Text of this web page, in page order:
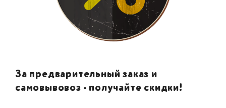
За предварительный заказ и
самовывовоз - получайте скидки!